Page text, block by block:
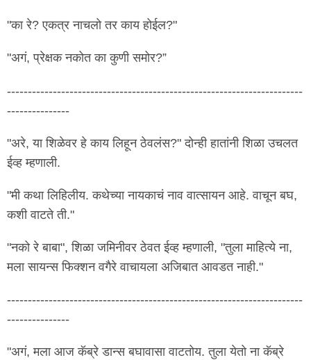
"का रे? एकत्र नाचलो तर काय होईल?"
"अगं, प्रेक्षक नकोत का कुणी समोर?”
-----------------------------------------------------------------------
---------------
"अरे, या शिळेवर हे काय लिहून ठेवलंस?" दोन्ही हातांनी शिळा उचलत
ईव्ह म्हणाली.
"मी कथा लिहिलीय. कथेच्या नायकाचं नाव वात्सायन आहे. वाचून बघ,
कशी वाटते ती."
"नको रे बाबा", शिळा जमिनीवर ठेवत ईव्ह म्हणाली, "तुला माहित्ये ना,
मला सायन्स फिक्शन वगैरे वाचायला अजिबात आवडत नाही."
-----------------------------------------------------------------------
---------------
"अगं, मला आज कॅब्रे डान्स बघावासा वाटतोय. तुला येतो ना कॅब्रे